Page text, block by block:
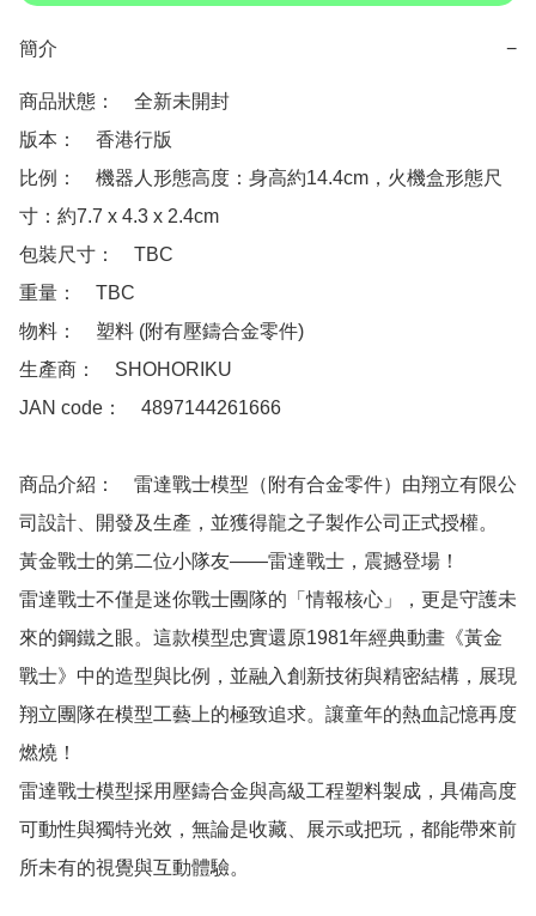
簡介 −
商品狀態：　全新未開封
版本：　香港行版
比例：　機器人形態高度：身高約14.4cm，火機盒形態尺
寸：約7.7 x 4.3 x 2.4cm
包裝尺寸：　TBC
重量：　TBC
物料：　塑料 (附有壓鑄合金零件)
生產商：　SHOHORIKU
JAN code：　4897144261666
商品介紹：　雷達戰士模型（附有合金零件）由翔立有限公
司設計、開發及生產，並獲得龍之子製作公司正式授權。
黃金戰士的第二位小隊友——雷達戰士，震撼登場！
雷達戰士不僅是迷你戰士團隊的「情報核心」，更是守護未
來的鋼鐵之眼。這款模型忠實還原1981年經典動畫《黃金
戰士》中的造型與比例，並融入創新技術與精密結構，展現
翔立團隊在模型工藝上的極致追求。讓童年的熱血記憶再度
燃燒！
雷達戰士模型採用壓鑄合金與高級工程塑料製成，具備高度
可動性與獨特光效，無論是收藏、展示或把玩，都能帶來前
所未有的視覺與互動體驗。